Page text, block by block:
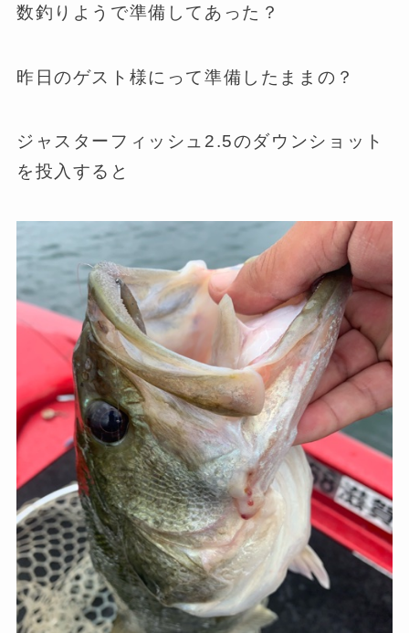
数釣りようで準備してあった？
昨日のゲスト様にって準備したままの？
ジャスターフィッシュ2.5のダウンショット
を投入すると